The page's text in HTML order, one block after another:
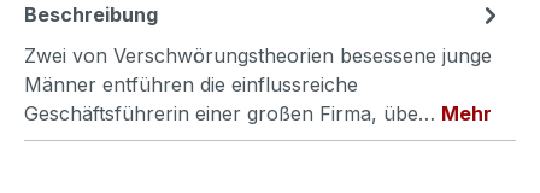
Beschreibung
Zwei von Verschwörungstheorien besessene junge
Männer entführen die einflussreiche
Geschäftsführerin einer großen Firma, übe… Mehr